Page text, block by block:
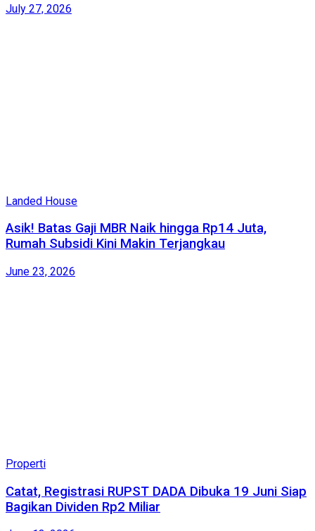
July 27, 2026
Landed House
Asik! Batas Gaji MBR Naik hingga Rp14 Juta,
Rumah Subsidi Kini Makin Terjangkau
June 23, 2026
Properti
Catat, Registrasi RUPST DADA Dibuka 19 Juni Siap
Bagikan Dividen Rp2 Miliar